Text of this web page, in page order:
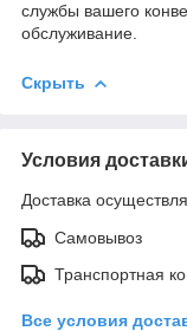
службы вашего
обслуживание.
Скрыть
Условия
Доставка
Самовывоз
Транспортная
Все условия